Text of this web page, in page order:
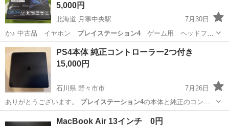
5,000円
北海道 月寒中央駅
7月30日
か♪ 中古品 イヤホン プレイステーション4ゲーム用 ヘッドフォ
ン …
北海道 札幌市 月寒中央駅 オーディオ ヘッドセット
PS4本体 純正コントローラー2つ付き
15,000円
石川県 野々市市
7月26日
ありがとうございます。 プレイステーション4の本体と純正のコント
ローラー2…
MacBook Air 13インチ 0円